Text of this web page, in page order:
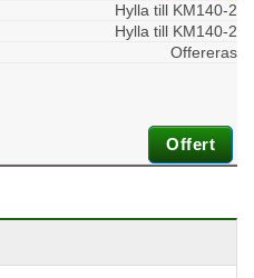
Hylla till KM140-2
Hylla till KM140-2
Offereras
Offert